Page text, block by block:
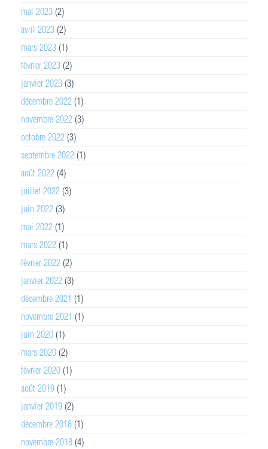
mai 2023 (2)
avril 2023 (2)
mars 2023 (1)
février 2023 (2)
janvier 2023 (3)
décembre 2022 (1)
novembre 2022 (3)
octobre 2022 (3)
septembre 2022 (1)
août 2022 (4)
juillet 2022 (3)
juin 2022 (3)
mai 2022 (1)
mars 2022 (1)
février 2022 (2)
janvier 2022 (3)
décembre 2021 (1)
novembre 2021 (1)
juin 2020 (1)
mars 2020 (2)
février 2020 (1)
août 2019 (1)
janvier 2019 (2)
décembre 2018 (1)
novembre 2018 (4)